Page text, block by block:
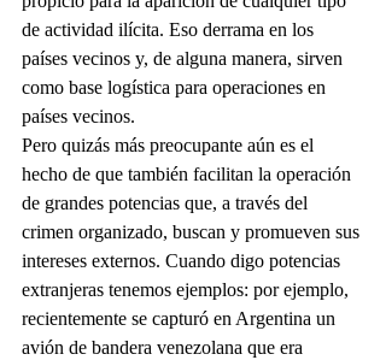
de actividad ilícita. Eso derrama en los
países vecinos y, de alguna manera, sirven
como base logística para operaciones en
países vecinos.
Pero quizás más preocupante aún es el
hecho de que también facilitan la operación
de grandes potencias que, a través del
crimen organizado, buscan y promueven sus
intereses externos. Cuando digo potencias
extranjeras tenemos ejemplos: por ejemplo,
recientemente se capturó en Argentina un
avión de bandera venezolana que era